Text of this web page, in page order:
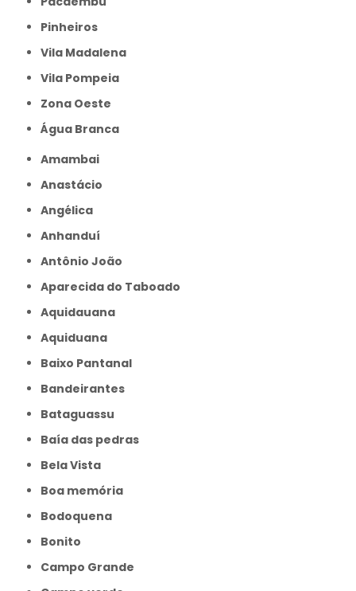
Pinheiros
Vila Madalena
Vila Pompeia
Zona Oeste
Água Branca
Amambai
Anastácio
Angélica
Anhanduí
Antônio João
Aparecida do Taboado
Aquidauana
Aquiduana
Baixo Pantanal
Bandeirantes
Bataguassu
Baía das pedras
Bela Vista
Boa memória
Bodoquena
Bonito
Campo Grande